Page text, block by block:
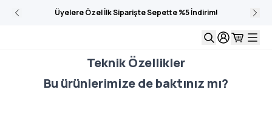
Üyelere Özel İlk Siparişte Sepette %5 İndirim!
Teknik Özellikler
Bu ürünlerimize de baktınız mı?